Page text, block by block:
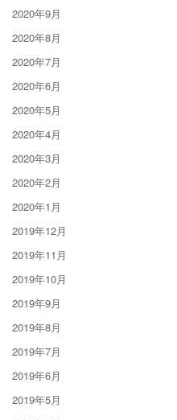
2020年9月
2020年8月
2020年7月
2020年6月
2020年5月
2020年4月
2020年3月
2020年2月
2020年1月
2019年12月
2019年11月
2019年10月
2019年9月
2019年8月
2019年7月
2019年6月
2019年5月